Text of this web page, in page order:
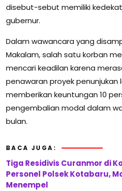
disebut-sebut memiliki
gubernur.
Dalam wawancara yang
Makalam, salah satu korban
mencari keadilan karena
penawaran proyek penunjukan
memberikan keuntungan 10
pengembalian modal dalam
bulan.
BACA JUGA:
Tiga Residivis Curanmor di
Personel Polsek Kotabaru,
Menempel